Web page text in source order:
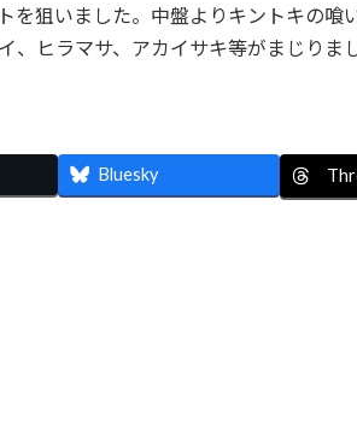
狙いました。中盤よりキントキの喰
、ヒラマサ、アカイサキ等がまじりま
Bluesky